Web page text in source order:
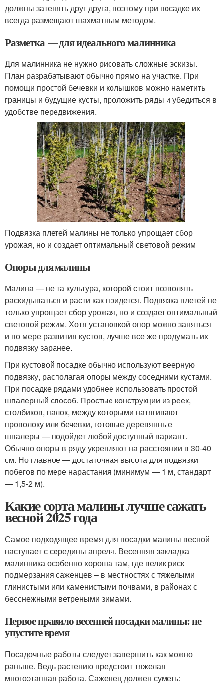
должны затенять друг друга, поэтому при посадке их
всегда размещают шахматным методом.
Разметка — для идеального малинника
Для малинника не нужно рисовать сложные эскизы.
План разрабатывают обычно прямо на участке. При
помощи простой бечевки и колышков можно наметить
границы и будущие кусты, проложить ряды и убедиться в
удобстве передвижения.
Подвязка плетей малины не только упрощает сбор
урожая, но и создает оптимальный световой режим
Опоры для малины
Малина — не та культура, которой стоит позволять
раскидываться и расти как придется. Подвязка плетей не
только упрощает сбор урожая, но и создает оптимальный
световой режим. Хотя установкой опор можно заняться
и по мере развития кустов, лучше все же продумать их
подвязку заранее.
При кустовой посадке обычно используют веерную
подвязку, располагая опоры между соседними кустами.
При посадке рядами удобнее использовать простой
шпалерный способ. Простые конструкции из реек,
столбиков, палок, между которыми натягивают
проволоку или бечевки, готовые деревянные
шпалеры — подойдет любой доступный вариант.
Обычно опоры в ряду укрепляют на расстоянии в 30-40
см. Но главное — достаточная высота для подвязки
побегов по мере нарастания (минимум — 1 м, стандарт
— 1,5-2 м).
Какие сорта малины лучше сажать
весной 2025 года
Самое подходящее время для посадки малины весной
наступает с середины апреля. Весенняя закладка
малинника особенно хороша там, где велик риск
подмерзания саженцев – в местностях с тяжелыми
глинистыми или каменистыми почвами, в районах с
бесснежными ветреными зимами.
Первое правило весенней посадки малины: не
упустите время
Посадочные работы следует завершить как можно
раньше. Ведь растению предстоит тяжелая
многоэтапная работа. Саженец должен суметь: